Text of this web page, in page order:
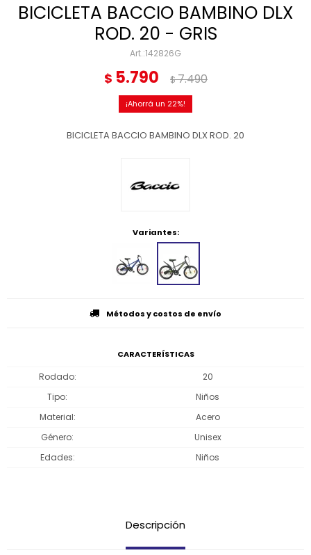
BICICLETA BACCIO BAMBINO DLX
ROD. 20 - GRIS
142826G
$ 5.790 $7.490
22
BICICLETA BACCIO BAMBINO DLX ROD. 20
Variantes:
Métodos y costos de envío
CARACTERÍSTICAS
Rodado
20
Tipo
Niños
Material
Acero
Género
Unisex
Edades
Niños
Descripción